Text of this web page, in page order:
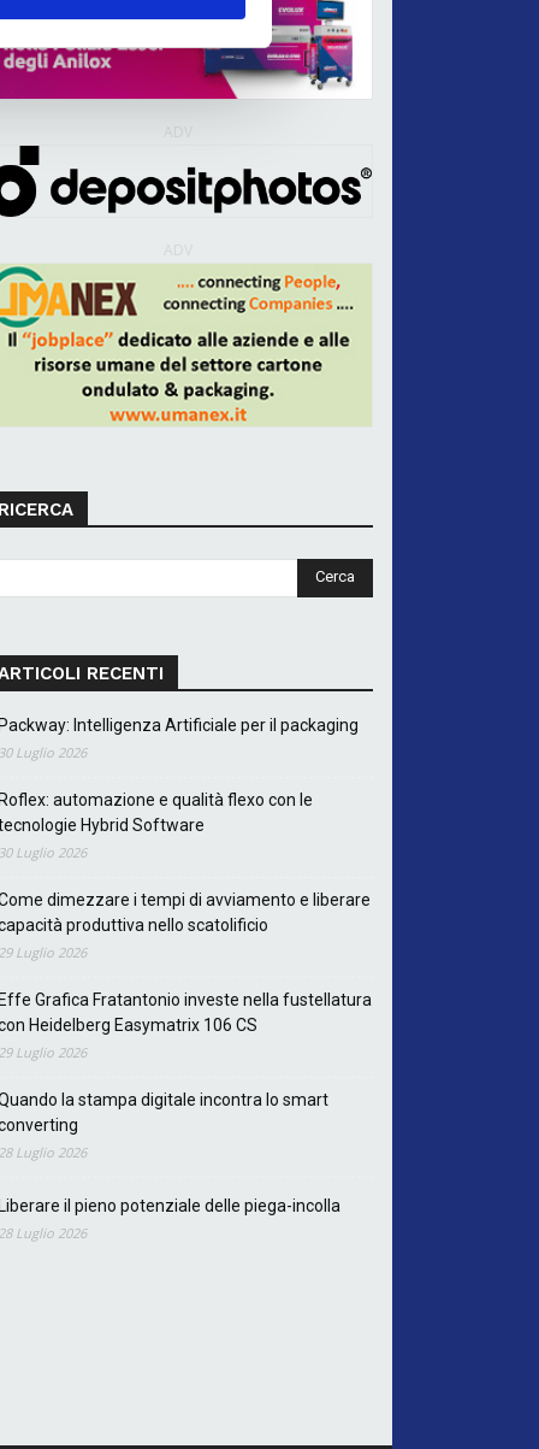
ADV
RECENTI
Intelligenza Artificiale per il packaging
Luglio 2026
automazione e qualità flexo con le
Hybrid Software
Luglio 2026
dimezzare i tempi di avviamento e liberare
produttiva nello scatolificio
Luglio 2026
Grafica Fratantonio investe nella fustellatura
Heidelberg Easymatrix 106 CS
Luglio 2026
la stampa digitale incontra lo smart
Luglio 2026
il pieno potenziale delle piega-incolla
Luglio 2026